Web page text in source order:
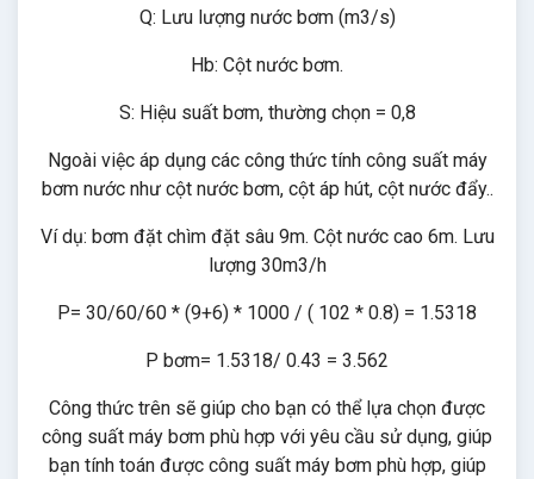
Q: Lưu lượng nước bơm (m3/s)
Hb: Cột nước bơm.
S: Hiệu suất bơm, thường chọn = 0,8
Ngoài việc áp dụng các công thức tính công suất máy
bơm nước như cột nước bơm, cột áp hút, cột nước đẩy..
Ví dụ: bơm đặt chìm đặt sâu 9m. Cột nước cao 6m. Lưu
lượng 30m3/h
P= 30/60/60 * (9+6) * 1000 / ( 102 * 0.8) = 1.5318
P bơm= 1.5318/ 0.43 = 3.562
Công thức trên sẽ giúp cho bạn có thể lựa chọn được
công suất máy bơm phù hợp với yêu cầu sử dụng, giúp
bạn tính toán được công suất máy bơm phù hợp, giúp